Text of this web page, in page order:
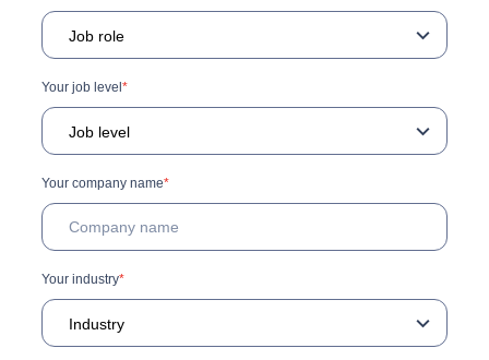
*
Your job level
*
Your company name
*
Your industry